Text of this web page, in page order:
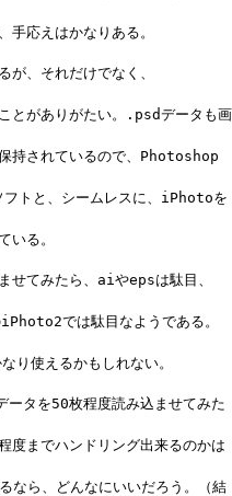
手応えはかなりある。
が、それだけでなく、
とがありがたい。.psdデータも画
持されているので、Photoshop
トと、シームレスに、iPhotoを
いる。
せてみたら、aiやepsは駄目、
では駄目なようである。
り使えるかもしれない。
タを50枚程度読み込ませてみた
度までハンドリング出来るのかは
なら、どんなにいいだろう。（結